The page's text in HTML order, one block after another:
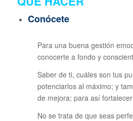
Conócete
Para una buena gestión
conocerte a fondo y
Saber de ti, cuáles son tus
potenciarlos al máximo; y
de mejora; para así
No se trata de que seas